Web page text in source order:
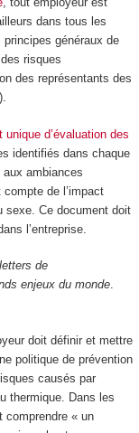
dans tous les
généraux de
risques
des représentants des
unique d’évaluation des
identifiés dans chaque
ambiances
de l’impact
sexe. Ce document doit
l’entreprise.
de
enjeux du monde.
doit définir et mettre
politique de prévention
causés par
thermique. Dans les
comprendre « un